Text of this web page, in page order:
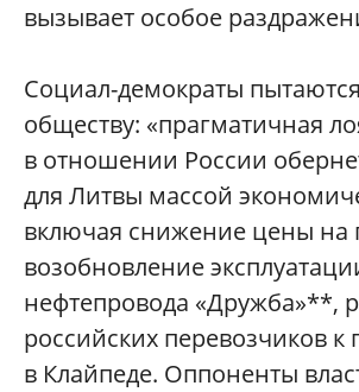
вызывает особое
Социал-демократы
обществу: «прагматичная
в отношении России
для Литвы массой
включая снижение цены на
возобновление
нефтепровода «Дружба»**,
российских перевозчиков к
в Клайпеде. Оппоненты